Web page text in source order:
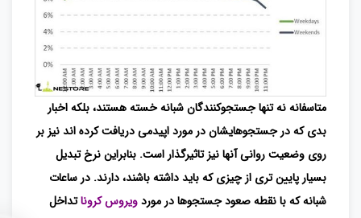
متاسفانه نه تنها جستجوکنندگان شبانه خسته هستند، بلکه اخبار
بدی که در جستجوهایشان در مورد اپیدمی دریافت کرده اند نیز بر
روی وضعیت روانی آنها نیز تاثیرگذار است. بنابراین نرخ تبدیل
بسیار پایین تری از چیزی که باید داشته باشند، دارند. در ساعات
شبانه که با نقطه صعود جستجوها در موردویروس کروناتداخل